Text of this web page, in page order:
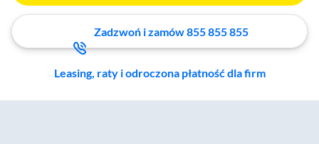
Zadzwoń i zamów 855 855 855
Leasing, raty i odroczona płatność dla firm